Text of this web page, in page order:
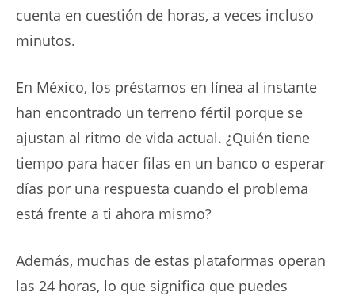
cuenta en cuestión de horas, a veces incluso
minutos.
En México, los préstamos en línea al instante
han encontrado un terreno fértil porque se
ajustan al ritmo de vida actual. ¿Quién tiene
tiempo para hacer filas en un banco o esperar
días por una respuesta cuando el problema
está frente a ti ahora mismo?
Además, muchas de estas plataformas operan
las 24 horas, lo que significa que puedes